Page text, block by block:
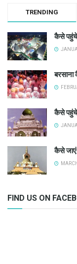
TRENDING
कैसे पहुंचे
कैसे पहुंचे
कैसे जाएं
FIND US ON